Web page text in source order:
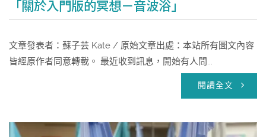
「關於入門版的冥想－音波浴」
文章發表者：蘇子芸 Kate / 原始文章出處：本站所有圖文內容
皆經原作者同意轉載。 最近收到訊息，開始有人問...
閱讀全文